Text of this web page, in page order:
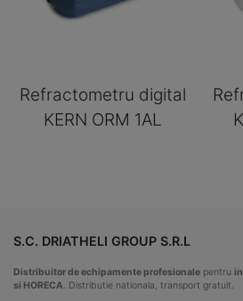
Refractometru digital
KERN ORM 1AL
S.C. DRIATHELI GROUP S.R.L
Distribuitor de echipamente profesionale pentru
si HORECA. Distributie nationala, transport gratuit.